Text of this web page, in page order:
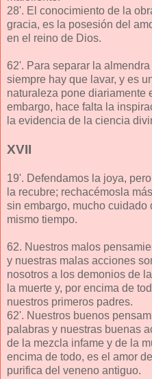
28'. El conocimiento de la
gracia, es la posesión del
en el reino de Dios.
62'. Para separar la
siempre hay que lavar, y es
naturaleza pone diariamente
embargo, hace falta la
la evidencia de la ciencia
XVII
19'. Defendamos la joya,
la recubre; rechacémosla
sin embargo, mucho cuidado
mismo tiempo.
62. Nuestros malos
y nuestras malas acciones
nosotros a los demonios de
la muerte y, por encima de
nuestros primeros padres.
62'. Nuestros buenos
palabras y nuestras buenas
de la mezcla infame y de la
encima de todo, es el amor
purifica del veneno antiguo.